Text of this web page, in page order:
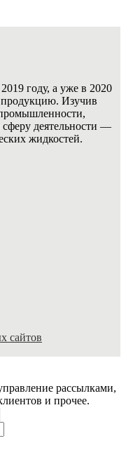
году, а уже в 2020
Изучив
деятельности —
жидкостей.
сайтов
рассылками,
и прочее.